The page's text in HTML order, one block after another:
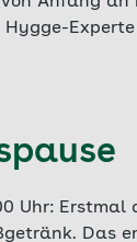
Uhr: Erstmal
Das